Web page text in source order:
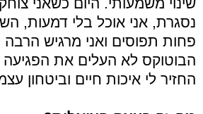
נסגרת, אני אוכל בלי דמעות,
פחות תפוסים ואני מרגיש הרבה
הבוטוקס לא העלים את
החזיר לי איכות חיים וביטחון